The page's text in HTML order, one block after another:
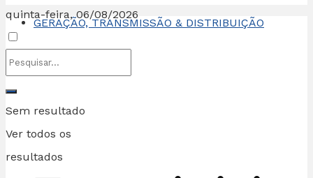
quinta-feira, 06/08/2026
Sem resultado
Ver todos os
resultados
GERAÇÃO, TRANSMISSÃO & DISTRIBUIÇÃO